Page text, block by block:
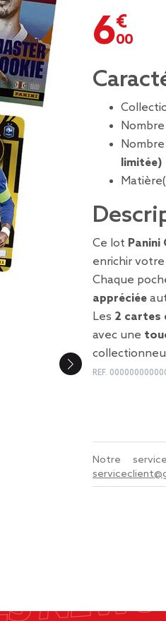
6,00 €
limitée)
Ce lot Panini
enrichir
Chaque
appréciée
Les 2 cartes
avec une
REF.
Notre